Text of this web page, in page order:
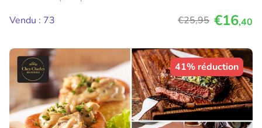
Vendu : 73
€25,95 €16,40
41% réduction